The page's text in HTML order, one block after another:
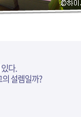
다.
설렘일까?